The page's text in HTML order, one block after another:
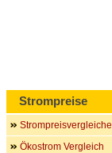
Strompreise
Strompreisvergleiche
Ökostrom Vergleich